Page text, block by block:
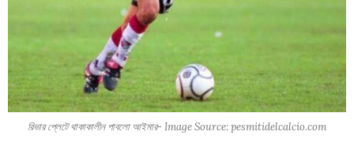
রিভার প্লেটে থাকাকালীন পাবলো আইমার- Image Source: pesmitidelcalcio.com